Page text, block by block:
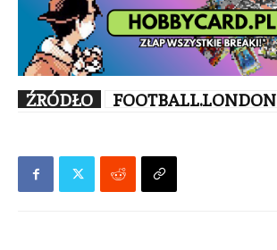
ŹRÓDŁO FOOTBALL.LONDON